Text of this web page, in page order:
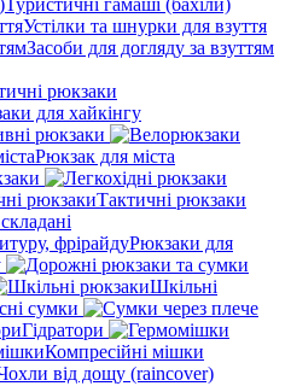
Туристичні гамаші (бахіли)
Устілки та шнурки для взуття
Засоби для догляду за взуттям
рюкзаки
для хайкінгу
рюкзаки
Рюкзак для міста
Тактичні рюкзаки
Рюкзаки для
Шкільні
сумки
Гідратори
Компресійні мішки
від дощу (raincover)